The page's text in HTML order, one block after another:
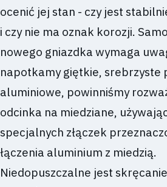
ocenić jej stan - czy jest
i czy nie ma oznak korozji.
nowego gniazdka wymaga
napotkamy giętkie, srebrzyste
aluminiowe, powinniśmy
odcinka na miedziane,
specjalnych złączek
łączenia aluminium z miedzią.
Niedopuszczalne jest